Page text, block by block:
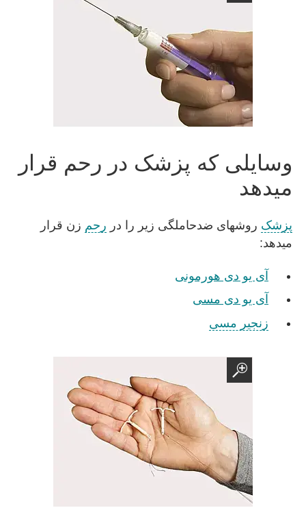
وسایلی که پزشک در رحم قرار
میدهد
پزشک روشهای ضدحاملگی زیر را در رحم زن قرار
میدهد:
آی یو دی هورمونی
آی یو دی مسی
زنجیر مسی